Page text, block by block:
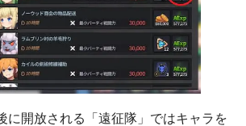
に開放される「遠征隊」ではキャラを